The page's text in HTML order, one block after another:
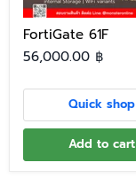
FortiGate 61F
56,000.00 ฿
Quick shop
Add to cart